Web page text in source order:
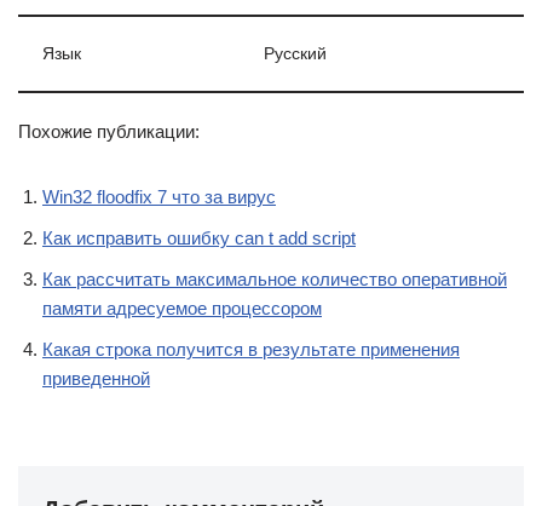
Язык Pусский
Похожие публикации:
Win32 floodfix 7 что за вирус
Как исправить ошибку can t add script
Как рассчитать максимальное количество оперативной
памяти адресуемое процессором
Какая строка получится в результате применения
приведенной